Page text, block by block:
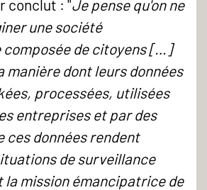
conclut : "Je pense qu'on ne
une société
composée de citoyens […]
manière dont leurs données
processées, utilisées
entreprises et par des
ces données rendent
de surveillance
la mission émancipatrice de